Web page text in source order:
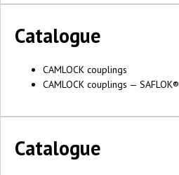
Catalogue
CAMLOCK couplings
CAMLOCK couplings — SAFLOK®
Catalogue